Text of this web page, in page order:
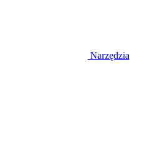
Narzędzia